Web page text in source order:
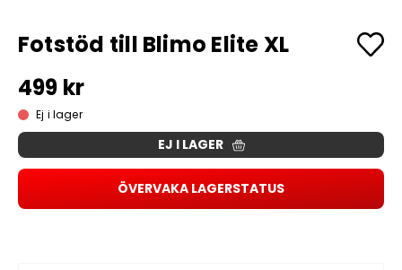
Fotstöd till Blimo Elite XL
499 kr
Ej i lager
EJ I LAGER
ÖVERVAKA LAGERSTATUS